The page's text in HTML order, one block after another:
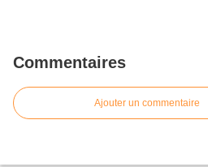
Commentaires
Ajouter un commentaire